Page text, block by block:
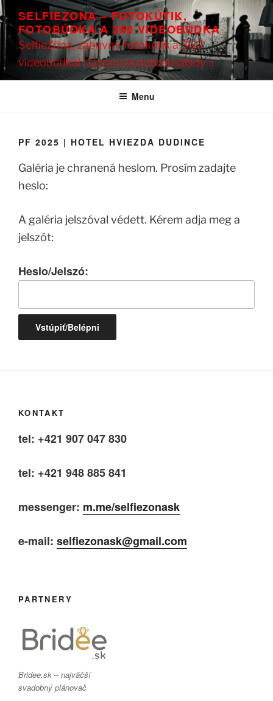
Prejsť
na
obsah
SELFIEZONA – FOTOKÚTIK,
FOTOBÚDKA A 360 VIDEOBÚDKA
SelfieZóna, zábavný fotokútik a 360
videobúdka! | Garancia dobrej nálady :)
Menu
PF 2025 | HOTEL HVIEZDA DUDINCE
Galéria je chranená heslom. Prosím zadajte
heslo:
A galéria jelszóval védett. Kérem adja meg a
jelszót:
Heslo/Jelszó:
KONTAKT
tel: +421 907 047 830
tel: +421 948 885 841
messenger: m.me/selfiezonask
e-mail: selfiezonask@gmail.com
PARTNERY
Bridee.sk – najväčší
svadobný plánovač